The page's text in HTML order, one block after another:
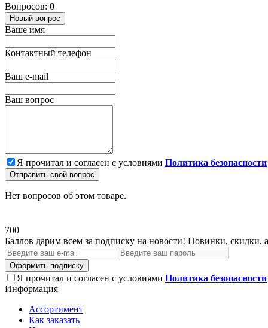
Вопросов: 0
Новый вопрос
Ваше имя
Контактный телефон
Ваш e-mail
Ваш вопрос
Я прочитал и согласен с условиями Политика безопасности
Отправить свой вопрос
Нет вопросов об этом товаре.
700
Баллов дарим всем за подписку на новости! Новинки, скидки,
Оформить подписку
Я прочитал и согласен с условиями Политика безопасности
Информация
Ассортимент
Как заказать